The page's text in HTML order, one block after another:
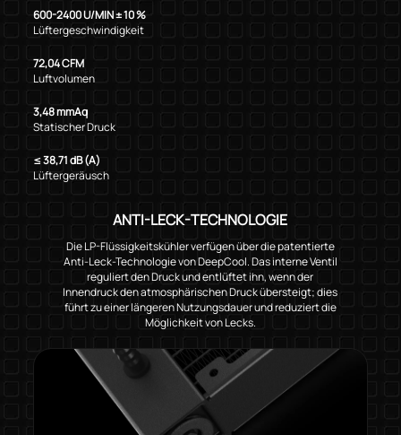
600-2400 U/MIN ± 10 %
Lüftergeschwindigkeit
72,04 CFM
Luftvolumen
3,48 mmAq
Statischer Druck
≤ 38,71 dB (A)
Lüftergeräusch
ANTI-LECK-TECHNOLOGIE
Die LP-Flüssigkeitskühler verfügen über die patentierte
Anti-Leck-Technologie von DeepCool. Das interne Ventil
reguliert den Druck und entlüftet ihn, wenn der
Innendruck den atmosphärischen Druck übersteigt; dies
führt zu einer längeren Nutzungsdauer und reduziert die
Möglichkeit von Lecks.